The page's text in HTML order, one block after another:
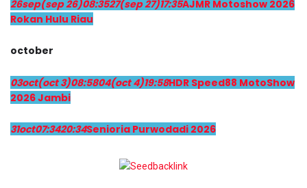
26sep(sep 26)08:3527(sep 27)17:35AJMR Motoshow 2026
Rokan Hulu Riau
october
03oct(oct 3)08:5804(oct 4)19:58HDR Speed88 MotoShow
2026 Jambi
31oct07:3420:34Senioria Purwodadi 2026